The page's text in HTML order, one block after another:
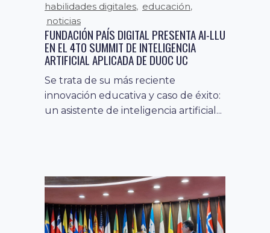
habilidades digitales, educación,
noticias
FUNDACIÓN PAÍS DIGITAL PRESENTA AI-LLU
EN EL 4TO SUMMIT DE INTELIGENCIA
ARTIFICIAL APLICADA DE DUOC UC
Se trata de su más reciente
innovación educativa y caso de éxito:
un asistente de inteligencia artificial...
11 agosto, 2021 fomento a la economía
digital,noticias
PYMES APRENDEN DE CIBERSEGURIDAD
CON BANCO DE CHILE, FACEBOOK Y
GOOGLE
En conjunto con Fundación País
Digital y el Ministerio de Economía,
Banco de Chile realizó un nuevo...